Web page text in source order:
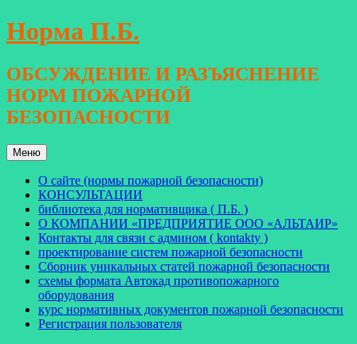
Перейти
к
Норма П.Б.
ОБСУЖДЕНИЕ И РАЗЪЯСНЕНИЕ
НОРМ ПОЖАРНОЙ
БЕЗОПАСНОСТИ
Меню
О сайте (нормы пожарной безопасности)
КОНСУЛЬТАЦИИ
библиотека для нормативщика ( П.Б. )
О КОМПАНИИ «ПРЕДПРИЯТИЕ ООО «АЛЬТАИР»
Контакты для связи с админом ( kontakty )
проектирование систем пожарной безопасности
Сборник уникальных статей пожарной безопасности
схемы формата Автокад противопожарного
оборудования
курс нормативных документов пожарной безопасности
Регистрация пользователя